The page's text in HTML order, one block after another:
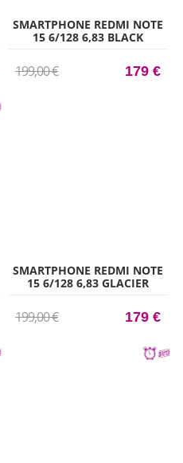
SMARTPHONE REDMI NOTE
15 6/128 6,83 BLACK
199,00 € 179 €
SMARTPHONE REDMI NOTE
15 6/128 6,83 GLACIER
199,00 € 179 €